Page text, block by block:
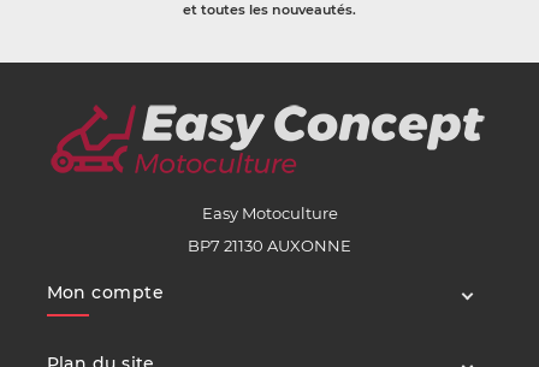
et toutes les nouveautés.
Easy Motoculture
BP7 21130 AUXONNE
Mon compte